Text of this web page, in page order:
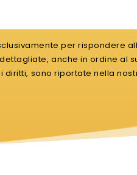
per rispondere
anche in ordine al
diritti, sono riportate nella